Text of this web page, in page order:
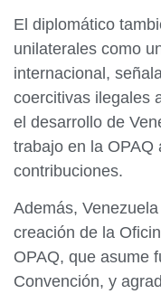
El diplomático
unilaterales como
internacional,
coercitivas ilegales
el desarrollo de
trabajo en la OPAQ
contribuciones.
Además,
creación de la
OPAQ, que asume
Convención, y